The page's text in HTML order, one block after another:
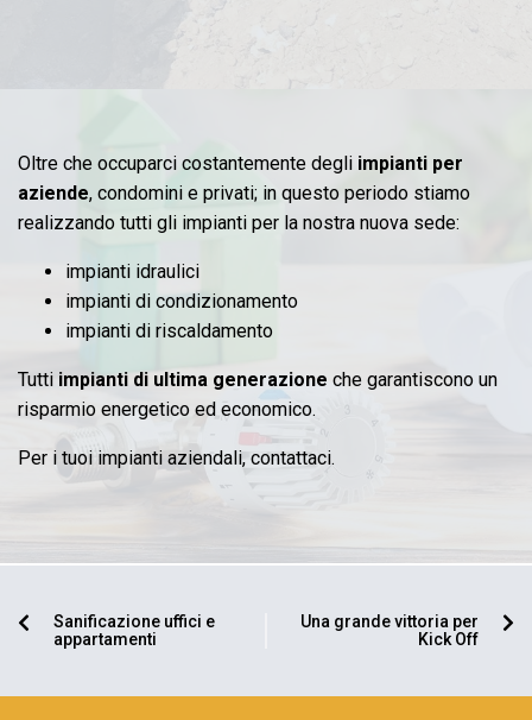
Oltre che occuparci costantemente degli impianti per
aziende, condomini e privati; in questo periodo stiamo
realizzando tutti gli impianti per la nostra nuova sede:
impianti idraulici
impianti di condizionamento
impianti di riscaldamento
Tutti impianti di ultima generazione che garantiscono un
risparmio energetico ed economico.
Per i tuoi impianti aziendali, contattaci.
Sanificazione uffici e
appartamenti
Una grande vittoria per
Kick Off